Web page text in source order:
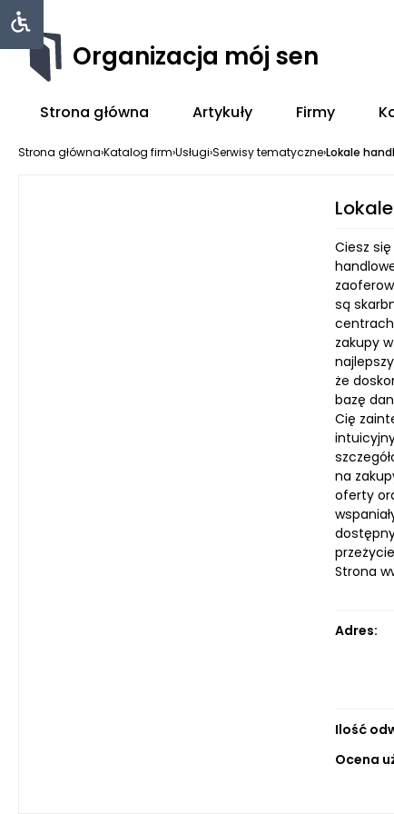
Organizacja mój sen
Strona główna Artykuły Firmy
Strona główna›Katalog firm›Usługi›Serwisy tematyczne›Lokale
Ciesz
są
centrach
zakupy
że
bazę
Cię
na
oferty
Strona
Adres:
Ilość
Ocena